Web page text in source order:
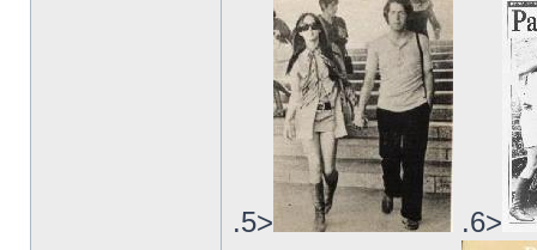
.5> .6>